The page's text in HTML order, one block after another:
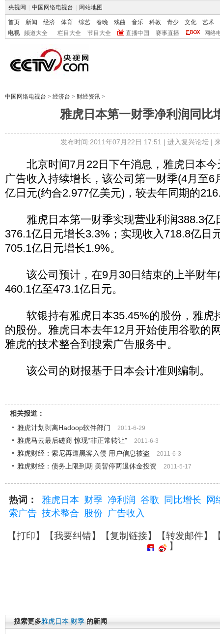
央视网 中国网络电视台 网站地图
首页 新闻 经济 体育 综艺 春晚 戏曲 音乐 科教 青少 文化
艺术
电视
频道大全 栏目大全 节目大全 直播中国 赛事直播 网络
中国网络电视台 > 经济台 > 财经资讯 >
雅虎日本第一财季净利润同比
发布时间:2011年07月22日 17:51 | 进入复兴论坛|
北京时间7月22日下午消息，雅虎日本今
广告收入持续增长，该公司第一财季(4月至6
亿日元(约合2.977亿美元)，较去年同期的
雅虎日本第一财季实现营业利润388.3亿
376.1亿日元增长3.3%；实现收入718.8亿日
705.1亿日元增长1.9%。
该公司预计，在9月30日结束的上半财年
460.1亿至473.1亿日元。
软银持有雅虎日本35.45%的股份，雅虎
的股份。雅虎日本去年12月开始使用谷歌的
雅虎的技术整合到搜索广告服务中。
该公司的财报基于日本会计准则编制。
相关报道：
雅虎计划剥离Hadoop软件部门
2011-6-29
雅虎马云最后磋商 惊现“非正常转让” 2011-6-3
雅虎财经：索尼再遭黑客入侵 用户信息被盗 2011-6-3
雅虎财经：债务上限到期 美暂停两退休金投资 2011-5-17
热词： 雅虎日本 财季 净利润 谷歌 同比增长
网
索广告 技术整合 股份 广告收入
【打印】【我要纠错】【复制链接】【转发邮件】
】
搜索更多雅虎日本 财季 的新闻